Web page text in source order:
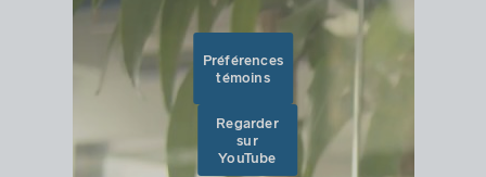
Préférences
témoins
Regarder
sur
YouTube